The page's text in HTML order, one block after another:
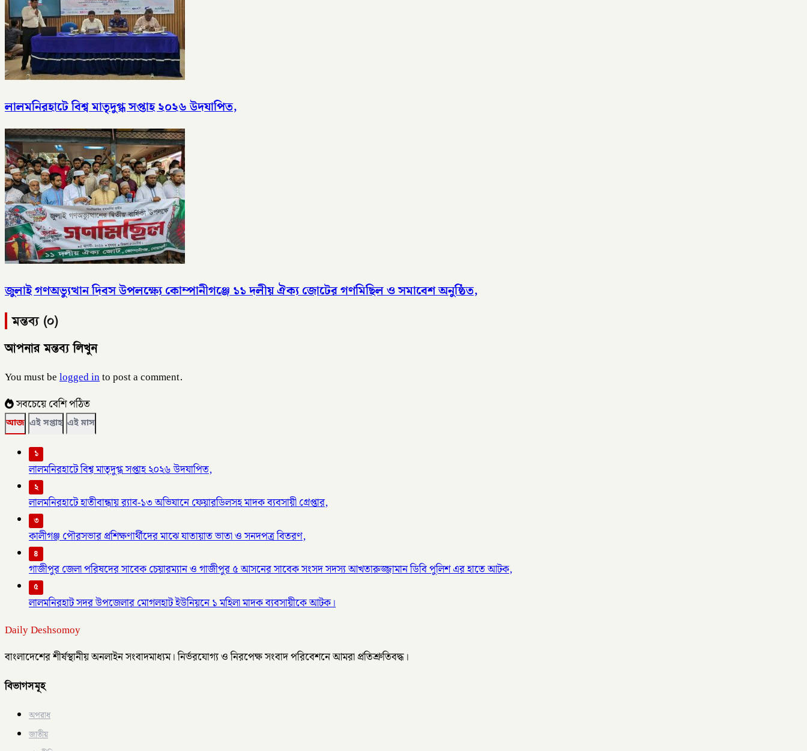
লালমনিরহাটে বিশ্ব মাতৃদুগ্ধ সপ্তাহ ২০২৬ উদযাপিত,
জুলাই গণঅভ্যুত্থান দিবস উপলক্ষ্যে কোম্পানীগঞ্জে ১১ দলীয় ঐক্য জোটের গণমিছিল ও সমাবেশ অনুষ্ঠিত,
মন্তব্য (০)
আপনার মন্তব্য লিখুন
You must belogged into post a comment.
সবচেয়ে বেশি পঠিত
আজ এই সপ্তাহ এই মাস
১
লালমনিরহাটে বিশ্ব মাতৃদুগ্ধ সপ্তাহ ২০২৬ উদযাপিত,
২
লালমনিরহাটে হাতীবান্ধায় র‌্যাব-১৩ অভিযানে ফেয়ারডিলসহ মাদক ব্যবসায়ী গ্রেপ্তার,
৩
কালীগঞ্জ পৌরসভার প্রশিক্ষণার্থীদের মাঝে যাতায়াত ভাতা ও সনদপত্র বিতরণ,
৪
গাজীপুর জেলা পরিষদের সাবেক চেয়ারম্যান ও গাজীপুর ৫ আসনের সাবেক সংসদ সদস্য আখতারুজ্জামান ডিবি পুলিশ এর হাতে আটক,
৫
লালমনিরহাট সদর উপজেলার মোগলহাট ইউনিয়নে ১ মহিলা মাদক ব্যবসায়ীকে আটক।
Daily Deshsomoy
বাংলাদেশের শীর্ষস্থানীয় অনলাইন সংবাদমাধ্যম। নির্ভরযোগ্য ও নিরপেক্ষ সংবাদ পরিবেশনে আমরা প্রতিশ্রুতিবদ্ধ।
বিভাগসমূহ
অপরাধ
জাতীয়